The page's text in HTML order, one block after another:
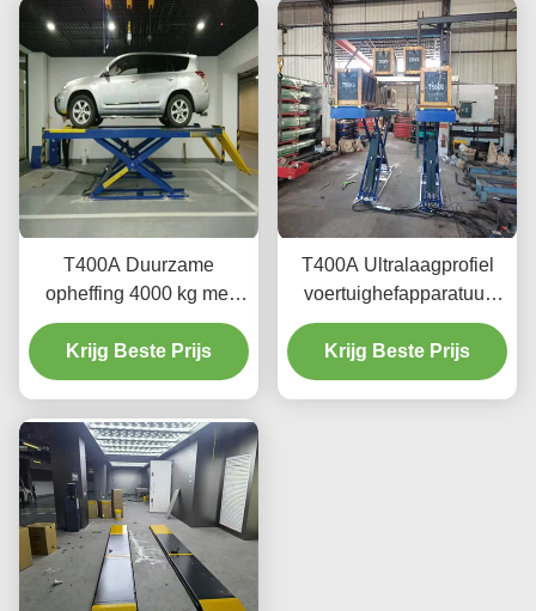
T400A Duurzame
opheffing 4000 kg met
gladde opheffing
Krijg Beste Prijs
T400A Ultralaagprofiel
voertuighefapparatuur
voor uitlijning en
onderhoud
Krijg Beste Prijs